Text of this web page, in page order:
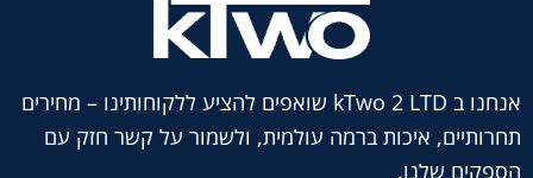
אנחנו ב kTwo 2 LTD שואפים להציע ללקוחותינו – מחירים
תחרותיים, איכות ברמה עולמית, ולשמור על קשר חזק עם
הספקים שלנו.